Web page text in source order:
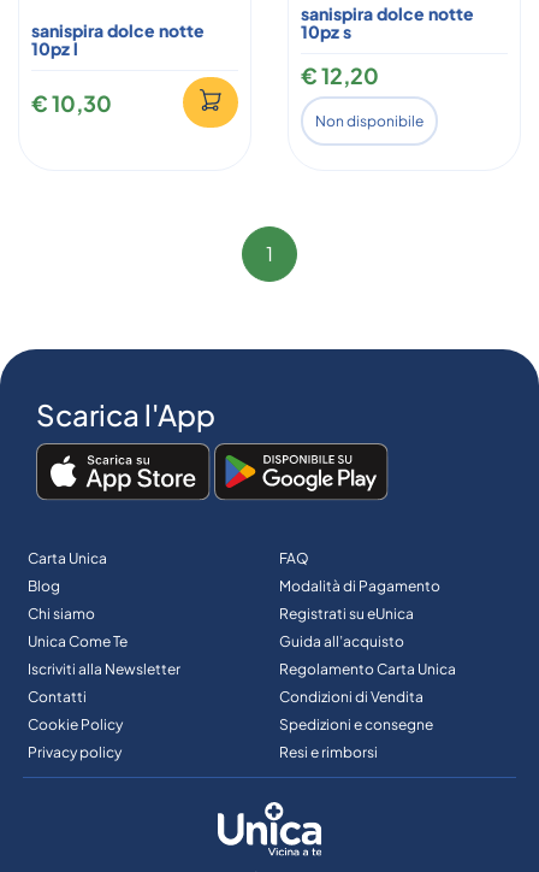
sanispira dolce notte
10pz l
€ 10,30
sanispira dolce notte
10pz s
€ 12,20
Non disponibile
1
Scarica l'App
Carta Unica
Blog
Chi siamo
Unica Come Te
Iscriviti alla Newsletter
Contatti
Cookie Policy
Privacy policy
FAQ
Modalità di Pagamento
Registrati su eUnica
Guida all’acquisto
Regolamento Carta Unica
Condizioni di Vendita
Spedizioni e consegne
Resi e rimborsi